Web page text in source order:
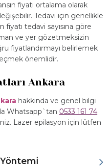
fiyatı ortalama olarak
Tedavi için genellikle
tedavi sayısına göre
ve yer gözetmeksizin
fiyatlandırmayı belirlemek
önemlidir.
Ankara
hakkında ve genel bilgi
Whatsapp`tan 0533 161 74
Lazer epilasyon için lütfen